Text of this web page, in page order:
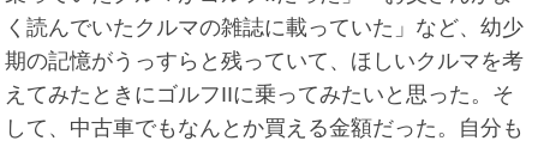
く読んでいたクルマの雑誌に載っていた」など、幼少
期の記憶がうっすらと残っていて、ほしいクルマを考
えてみたときにゴルフIIに乗ってみたいと思った。そ
して、中古車でもなんとか買える金額だった。自分も